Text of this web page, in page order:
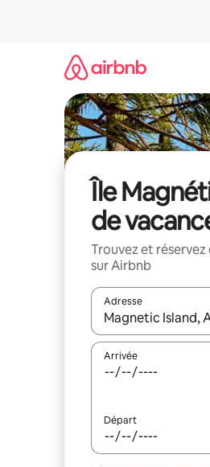
Île
de
Trouvez et
sur Airbnb
Adresse
Lorsque les
Arrivée
Départ